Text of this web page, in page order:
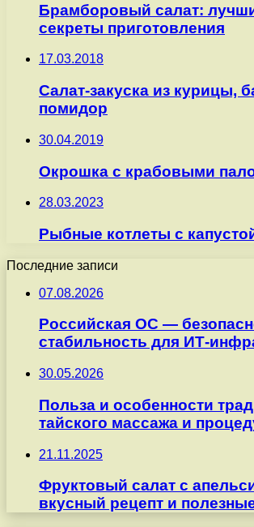
Брамборовый салат:
секреты приготовления
17.03.2018
Салат-закуска из курицы,
помидор
30.04.2019
Окрошка с крабовыми
28.03.2023
Рыбные котлеты с
Последние записи
07.08.2026
Российская ОС —
стабильность для ИТ-
30.05.2026
Польза и особенности
тайского массажа и
21.11.2025
Фруктовый салат с
вкусный рецепт и